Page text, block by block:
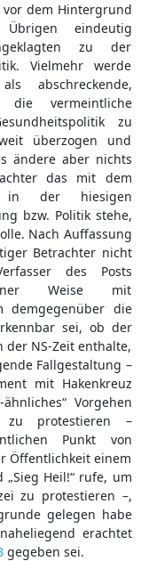
dem Hintergrund
eindeutig
zu der
Vielmehr werde
abschreckende,
die vermeintliche
zu
überzogen und
ändere aber nichts
das mit dem
in der hiesigen
bzw. Politik stehe,
Nach Auffassung
Betrachter nicht
des Posts
Weise mit
demgegenüber die
sei, ob der
der NS-Zeit enthalte,
Fallgestaltung –
mit Hakenkreuz
Vorgehen
zu protestieren –
Punkt von
Öffentlichkeit einem
Heil!“ rufe, um
zu protestieren –,
gelegen habe
erachtet
gegeben sei.